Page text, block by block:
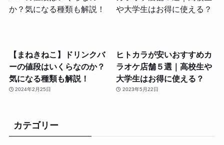
【まねきねこ】ドリンクバ
ーの値段はいくらなのか？
気になる種類も解説！
2024年2月25日
ヒトカラが安いおすすめカ
ラオケ店舗５選｜高校生や
大学生はお得に使える？
2023年5月22日
カテゴリー